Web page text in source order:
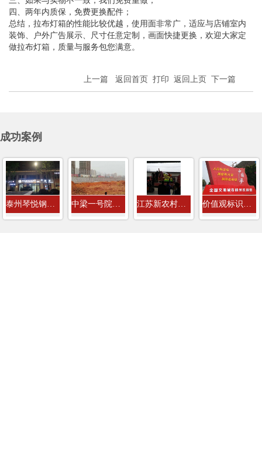
四、两年内质保，免费更换配件；
总结，拉布灯箱的性能比较优越，使用面非常广，适应与店铺室内
装饰、户外广告展示、尺寸任意定制，画面快捷更换，欢迎大家定
做拉布灯箱，质量与服务包您满意。
上一篇 返回首页 打印 返回上页 下一篇
成功案例